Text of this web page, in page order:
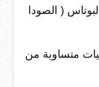
( الصودا
متساوية من